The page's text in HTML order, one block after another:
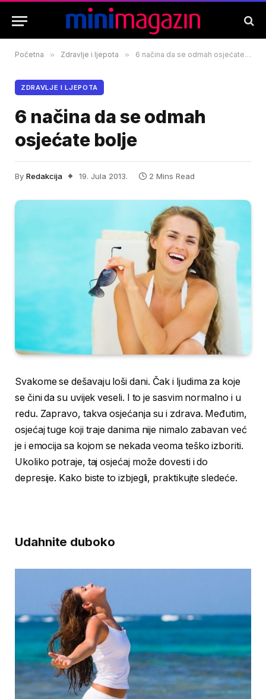
Početna » Zdravlje i ljepota » 6 načina da se odmah osjećate bolje
ZDRAVLJE I LJEPOTA
6 načina da se odmah
osjećate bolje
By Redakcija 19. Jula 2013. 2 Mins Read
Svakome se dešavaju loši dani. Čak i ljudima za koje
se čini da su uvijek veseli. I to je sasvim normalno i u
redu. Zapravo, takva osjećanja su i zdrava. Međutim,
osjećaj tuge koji traje danima nije nimalo zabavan već
je i emocija sa kojom se nekada veoma teško izboriti.
Ukoliko potraje, taj osjećaj može dovesti i do
depresije. Kako biste to izbjegli, praktikujte sledeće.
Udahnite duboko